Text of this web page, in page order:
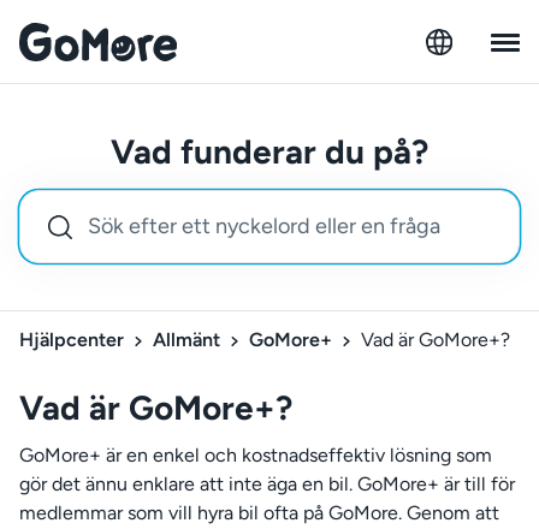
Vad funderar du på?
Hjälpcenter Allmänt GoMore+ Vad är GoMore+?
Vad är GoMore+?
GoMore+ är en enkel och kostnadseffektiv lösning som
gör det ännu enklare att inte äga en bil. GoMore+ är till för
medlemmar som vill hyra bil ofta på GoMore. Genom att